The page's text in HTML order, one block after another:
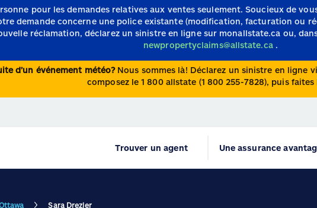
pour les demandes relatives aux ventes seulement.Soucieux de
demande concerne une police existante (modification, facturation ou
réclamation, déclarez un sinistre en ligne sur monallstate.ca ou,
newpropertyclaims@allstate.ca .
d’un événement météo? Nous sommes là! Déclarez un sinistre en ligne
composez le 1 800 allstate (1 800 255-7828), puis faites
Trouver un agent Une assurance
Sara Drezler